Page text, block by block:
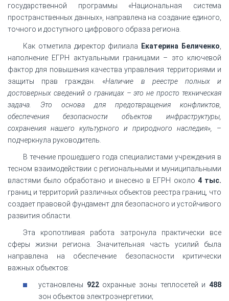
государственной программы «Национальная система
пространственных данных», направлена на создание единого,
точного и доступного цифрового образа региона.
Как отметила директор филиала Екатерина Беличенко
наполнение ЕГРН актуальными границами – это ключевой
фактор для повышения качества управления территориями и
защиты прав граждан. «Наличие в реестре полных и
достоверных сведений о границах – это не просто техническая
задача. Это основа для предотвращения конфликтов,
обеспечения безопасности объектов инфраструктуры,
сохранения нашего культурного и природного наследия»,
–
подчеркнула руководитель.
В течение прошедшего года специалистами учреждения в
тесном взаимодействии с региональными и муниципальными
властями было обработано и внесено в ЕГРН около 4 тыс.
границ и территорий различных объектов реестра границ, что
создает правовой фундамент для безопасного и устойчивого
развития области.
Эта кропотливая работа затронула практически все
сферы жизни региона. Значительная часть усилий была
направлена на обеспечение безопасности критически
важных объектов:
установлены 922 охранные зоны теплосетей и488
зон объектов электроэнергетики;